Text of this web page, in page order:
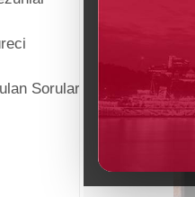
Sorular